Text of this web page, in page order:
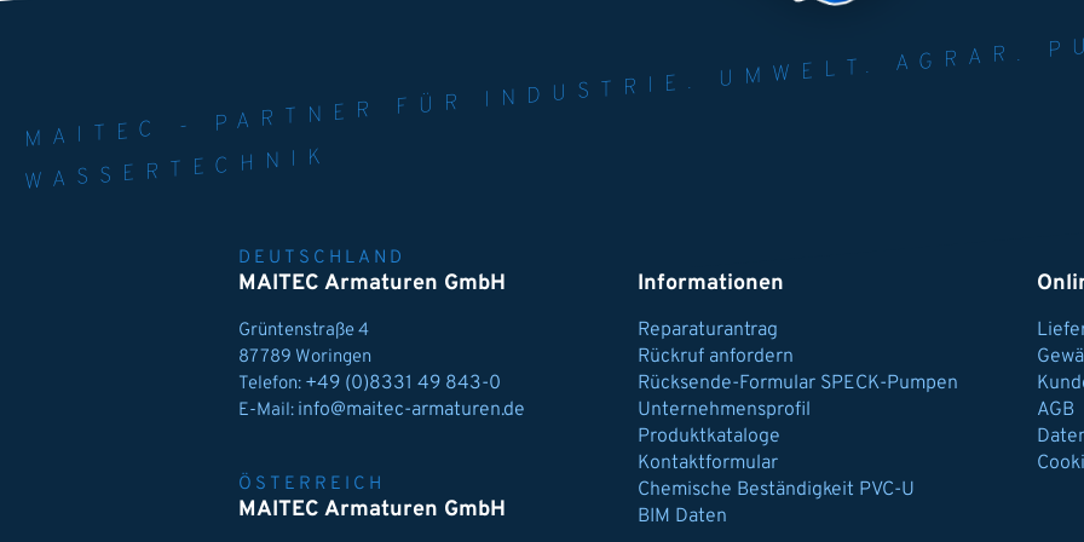
MAITEC - PARTNER FÜR
WELT. AGRAR.
MPEN
WASSERTECHNIK
DEUTSCHLAND
MAITEC Armaturen GmbH
Grüntenstraße 4
87789 Woringen
Telefon: +49 (0)8331 49 843-0
E-Mail: info@maitec-armaturen.de
ÖSTERREICH
MAITEC Armaturen GmbH
Informationen
Reparaturantrag
Rückruf anfordern
Rücksende-Formular SPECK-Pumpen
Unternehmensprofil
Produktkataloge
Kontaktformular
Chemische Beständigkeit PVC-U
BIM Daten
AGB